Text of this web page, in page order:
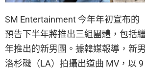
SM Entertainment 今年年初宣布的
預告下半年將推出三組團體，包括
年推出的新男團。據韓媒報導，新
洛杉磯（LA）拍攝出道曲 MV，以